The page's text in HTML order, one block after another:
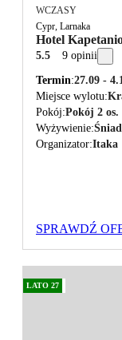
WCZASY
Cypr, Larnaka
Hotel
5.5 9 opinii
Termin 27.09 -
Miejsce wylotu
Pokój Pokój 2
Wyżywienie
Organizator Itaka
SPRAWDŹ
LATO 27